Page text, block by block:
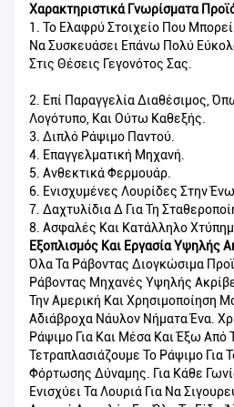
Χαρακτηριστικά Γνωρίσματα
1. Το Ελαφρύ Στοιχείο Που
Να Συσκευάσει Επάνω Πολύ
Στις Θέσεις Γεγονότος Σας.
2. Επί Παραγγελία Διαθέσιμος,
Λογότυπο, Και Ούτω Καθεξής.
3. Διπλό Ράψιμο Παντού.
4. Επαγγελματική Μηχανή.
5. Ανθεκτικά Φερμουάρ.
6. Ενισχυμένες Λουρίδες Στην
7. Δαχτυλίδια Δ Για Τη
8. Ασφαλές Και Κατάλληλο
Εξοπλισμός Και Εργασία Υψηλής
Όλα Τα Ράβοντας Διογκώσιμα
Ράβοντας Μηχανές Υψηλής
Την Αμερική Και Χρησιμοποίηση
Αδιάβροχα Νάυλον Νήματα Ένα.
Ράψιμο Για Και Μέσα Και Έξω Από
Τετραπλασιάζουμε Το Ράψιμο Για
Φόρτωσης Δύναμης. Για Κάθε
Ενισχύει Τα Λουριά Για Να